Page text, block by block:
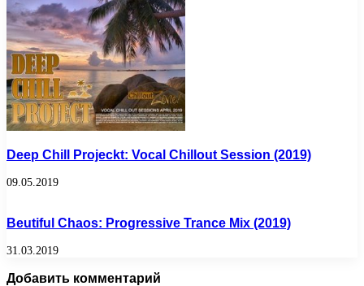
Deep Chill Projeckt: Vocal Chillout Session (2019)
09.05.2019
Beutiful Chaos: Progressive Trance Mix (2019)
31.03.2019
Добавить комментарий